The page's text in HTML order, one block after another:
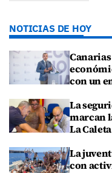
NOTICIAS DE HOY
con un
La
marcan
La
La
con